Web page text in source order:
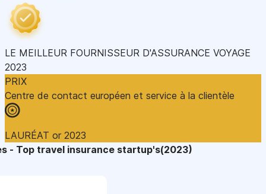
LE MEILLEUR FOURNISSEUR D'ASSURANCE VOYAGE
2023
PRIX
Centre de contact européen et service à la clientèle
LAURÉAT or 2023
- Top travel insurance startup's(2023)